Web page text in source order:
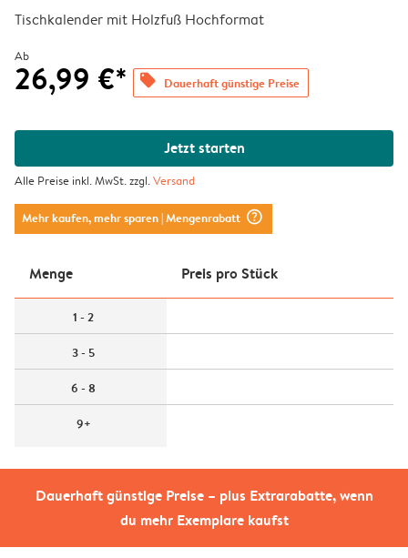
Dauerhaft günstige Preise – plus Extrarabatte, wenn
du mehr Exemplare kaufst
Tischkalender mit Holzfuß Hochformat
Ab
26,99 €* offers Dauerhaft günstige Preise
Jetzt starten
Alle Preise inkl. MwSt. zzgl.Versand
Mehr kaufen, mehr sparen| Mengenrabatt question_mark_circle
Menge Preis pro Stück
1 - 2
3 - 5
6 - 8
9+